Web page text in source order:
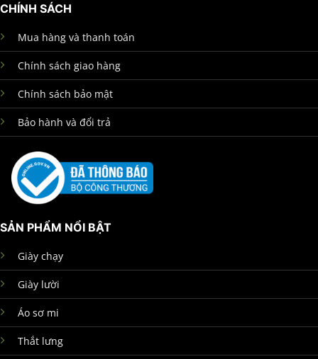
CHÍNH SÁCH
Mua hàng và thanh toán
Chính sách giao hàng
Chính sách bảo mật
Bảo hành và đổi trả
SẢN PHẨM NỔI BẬT
Giày chạy
Giày lười
Áo sơ mi
Thắt lưng